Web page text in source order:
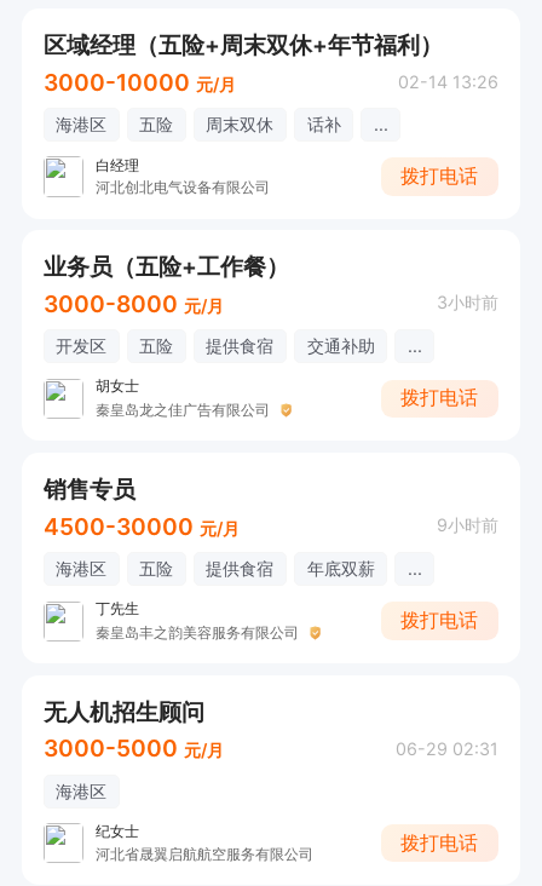
区域经理（五险+周末双休+年节福利）
3000-10000 元/月 02-14 13:26
海港区 五险 周末双休 话补 ...
白经理
河北创北电气设备有限公司
拨打电话
业务员（五险+工作餐）
3000-8000 元/月 3小时前
开发区 五险 提供食宿 交通补助 ...
胡女士
秦皇岛龙之佳广告有限公司
拨打电话
销售专员
4500-30000 元/月 9小时前
海港区 五险 提供食宿 年底双薪 ...
丁先生
秦皇岛丰之韵美容服务有限公司
拨打电话
无人机招生顾问
3000-5000 元/月 06-29 02:31
海港区
纪女士
河北省晟翼启航航空服务有限公司
拨打电话